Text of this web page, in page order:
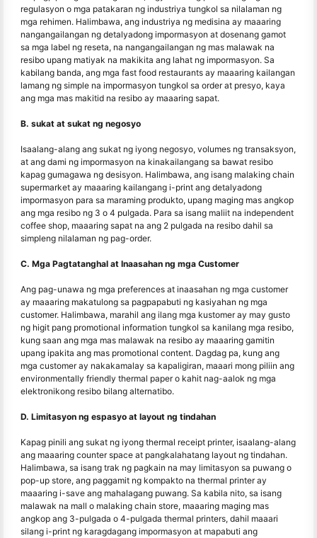
regulasyon o mga patakaran ng industriya tungkol sa nilalaman ng
mga rehimen. Halimbawa, ang industriya ng medisina ay maaaring
nangangailangan ng detalyadong impormasyon at dosenang gamot
sa mga label ng reseta, na nangangailangan ng mas malawak na
resibo upang matiyak na makikita ang lahat ng impormasyon. Sa
kabilang banda, ang mga fast food restaurants ay maaaring kailangan
lamang ng simple na impormasyon tungkol sa order at presyo, kaya
ang mga mas makitid na resibo ay maaaring sapat.
B. sukat at sukat ng negosyo
Isaalang-alang ang sukat ng iyong negosyo, volumes ng transaksyon,
at ang dami ng impormasyon na kinakailangang sa bawat resibo
kapag gumagawa ng desisyon. Halimbawa, ang isang malaking chain
supermarket ay maaaring kailangang i-print ang detalyadong
impormasyon para sa maraming produkto, upang maging mas angkop
ang mga resibo ng 3 o 4 pulgada. Para sa isang maliit na independent
coffee shop, maaaring sapat na ang 2 pulgada na resibo dahil sa
simpleng nilalaman ng pag-order.
C. Mga Pagtatanghal at Inaasahan ng mga Customer
Ang pag-unawa ng mga preferences at inaasahan ng mga customer
ay maaaring makatulong sa pagpapabuti ng kasiyahan ng mga
customer. Halimbawa, marahil ang ilang mga kustomer ay may gusto
ng higit pang promotional information tungkol sa kanilang mga resibo,
kung saan ang mga mas malawak na resibo ay maaaring gamitin
upang ipakita ang mas promotional content. Dagdag pa, kung ang
mga customer ay nakakamalay sa kapaligiran, maaari mong piliin ang
environmentally friendly thermal paper o kahit nag-aalok ng mga
elektronikong resibo bilang alternatibo.
D. Limitasyon ng espasyo at layout ng tindahan
Kapag pinili ang sukat ng iyong thermal receipt printer, isaalang-alang
ang maaaring counter space at pangkalahatang layout ng tindahan.
Halimbawa, sa isang trak ng pagkain na may limitasyon sa puwang o
pop-up store, ang paggamit ng kompakto na thermal printer ay
maaaring i-save ang mahalagang puwang. Sa kabila nito, sa isang
malawak na mall o malaking chain store, maaaring maging mas
angkop ang 3-pulgada o 4-pulgada thermal printers, dahil maaari
silang i-print ng karagdagang impormasyon at mapabuti ang